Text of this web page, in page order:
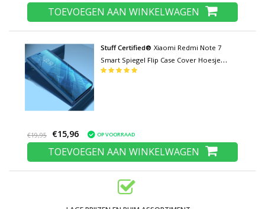
TOEVOEGEN AAN WINKELWAGEN
Stuff Certified® Xiaomi Redmi Note 7
Smart Spiegel Flip Case Cover Hoesje
Blauw
€19,95 €15,96 OP VOORRAAD
TOEVOEGEN AAN WINKELWAGEN